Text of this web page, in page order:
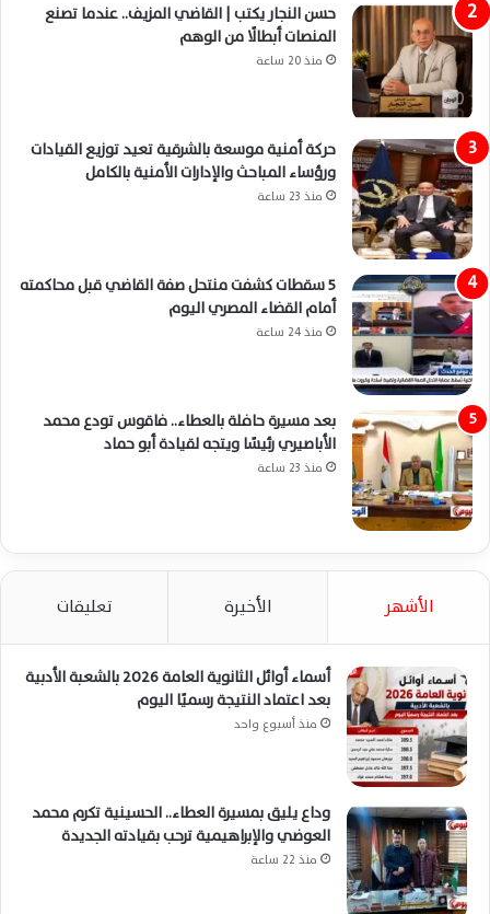
حسن النجار يكتب | القاضي المزيف.. عندما تصنع
المنصات أبطالًا من الوهم
منذ 20 ساعة
حركة أمنية موسعة بالشرقية تعيد توزيع القيادات
ورؤساء المباحث والإدارات الأمنية بالكامل
منذ 23 ساعة
5 سقطات كشفت منتحل صفة القاضي قبل محاكمته
أمام القضاء المصري اليوم
منذ 24 ساعة
بعد مسيرة حافلة بالعطاء.. فاقوس تودع محمد
الأباصيري رئيسًا ويتجه لقيادة أبو حماد
منذ 23 ساعة
الأشهر الأخيرة تعليقات
أسماء أوائل الثانوية العامة 2026 بالشعبة الأدبية
بعد اعتماد النتيجة رسميًا اليوم
منذ أسبوع واحد
وداع يليق بمسيرة العطاء.. الحسينية تكرم محمد
العوضي والإبراهيمية ترحب بقيادته الجديدة
منذ 22 ساعة